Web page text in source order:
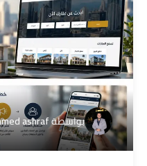
بواسطةashraf